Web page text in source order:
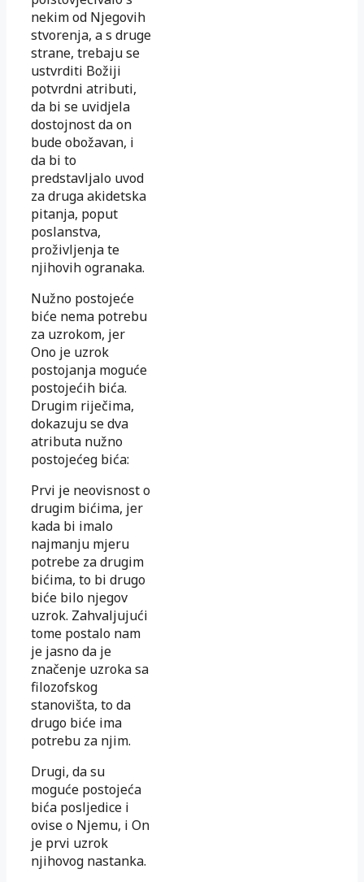
nekim od Njegovih
stvorenja, a s druge
strane, trebaju se
ustvrditi Božiji
potvrdni atributi,
da bi se uvidjela
dostojnost da on
bude obožavan, i
da bi to
predstavljalo uvod
za druga akidetska
pitanja, poput
poslanstva,
proživljenja te
njihovih ogranaka.
Nužno postojeće
biće nema potrebu
za uzrokom, jer
Ono je uzrok
postojanja moguće
postojećih bića.
Drugim riječima,
dokazuju se dva
atributa nužno
postojećeg bića:
Prvi je neovisnost o
drugim bićima, jer
kada bi imalo
najmanju mjeru
potrebe za drugim
bićima, to bi drugo
biće bilo njegov
uzrok. Zahvaljujući
tome postalo nam
je jasno da je
značenje uzroka sa
filozofskog
stanovišta, to da
drugo biće ima
potrebu za njim.
Drugi, da su
moguće postojeća
bića posljedice i
ovise o Njemu, i On
je prvi uzrok
njihovog nastanka.